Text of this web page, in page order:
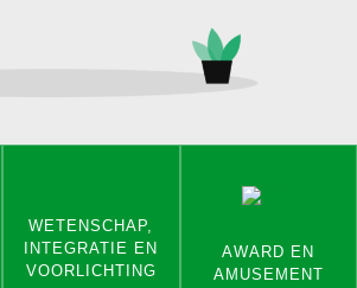
WETENSCHAP,
INTEGRATIE EN
VOORLICHTING
AWARD EN
AMUSEMENT